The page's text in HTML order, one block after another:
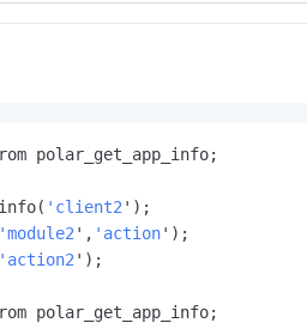
polar_get_app_info;
'client2 ');
'module2 ', 'action');
'action2 ');
polar_get_app_info;